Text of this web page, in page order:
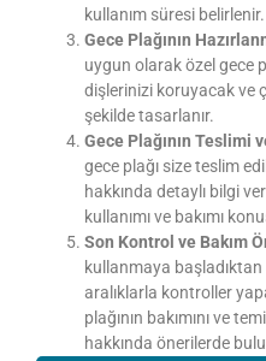
kullanım süresi belirlenir.
Gece Plağının
uygun olarak özel gece
dişlerinizi koruyacak ve
şekilde tasarlanır.
Gece Plağının Teslimi
gece plağı size teslim
hakkında detaylı bilgi
kullanımı ve bakımı
Son Kontrol ve Bakım
kullanmaya
aralıklarla kontroller
plağının bakımını ve
hakkında önerilerde